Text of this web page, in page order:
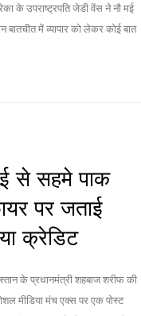
के उपराष्ट्रपति जेडी वेंस ने नौ मई
बातचीत में व्यापार को लेकर कोई बात
से सहमे पाक
पर जताई
क्रेडिट
के प्रधानमंत्री शहबाज शरीफ की
मीडिया मंच एक्स पर एक पोस्ट